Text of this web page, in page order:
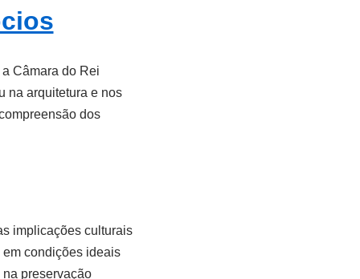
Câmara do Rei
na arquitetura e nos
dos
implicações culturais
condições ideais
preservação